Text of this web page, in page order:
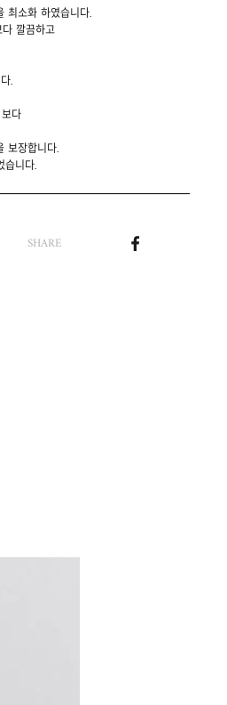
최소화 하였습니다.
깔끔하고
.
다
보장합니다.
니다.
SHARE